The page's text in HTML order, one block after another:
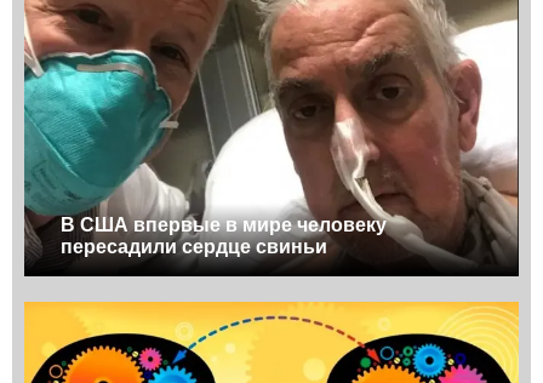
В США впервые в мире человеку
пересадили сердце свиньи